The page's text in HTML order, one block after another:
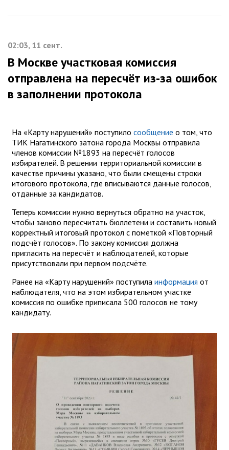
02:03, 11 сент.
В Москве участковая комиссия
отправлена на пересчёт из-за ошибок
в заполнении протокола
На «Карту нарушений» поступило сообщение о том, что
ТИК Нагатинского затона города Москвы отправила
членов комиссии №1893 на пересчёт голосов
избирателей. В решении территориальной комиссии в
качестве причины указано, что были смещены строки
итогового протокола, где вписываются данные голосов,
отданные за кандидатов.
Теперь комиссии нужно вернуться обратно на участок,
чтобы заново пересчитать бюллетени и составить новый
корректный итоговый протокол с пометкой «Повторный
подсчёт голосов». По закону комиссия должна
пригласить на пересчёт и наблюдателей, которые
присутствовали при первом подсчёте.
Ранее на «Карту нарушений» поступила информация от
наблюдателя, что на этом избирательном участке
комиссия по ошибке приписала 500 голосов не тому
кандидату.